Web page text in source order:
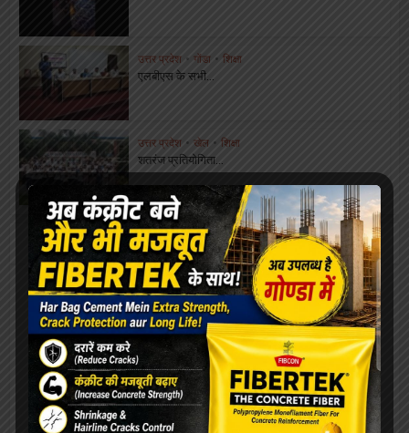
उत्तर प्रदेश • गोंडा • शिक्षा
एलबीएस के सभी...
उत्तर प्रदेश • खेल • शिक्षा
शतरंज प्रतियोगिता...
About the author
राजेंद्र सिंह